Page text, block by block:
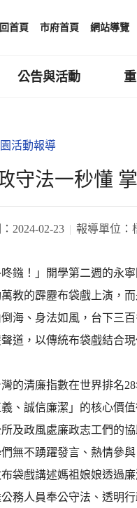
回首頁 市府首頁 網站導覽
公告與活動
活動報導
守法一秒懂
2024-02-23 報導單位：
鏹！」開學第二週的永
教的霹靂布袋戲上演，
海、身法如風，台下三
道，以傳統布袋戲結合
灣的清廉指數在世界排名
、誠信廉潔」的核心價
及政風處廉政志工們的
無不踴躍發言、熱情參與
袋戲講述媽祖娘娘透過
務人員奉公守法、透明